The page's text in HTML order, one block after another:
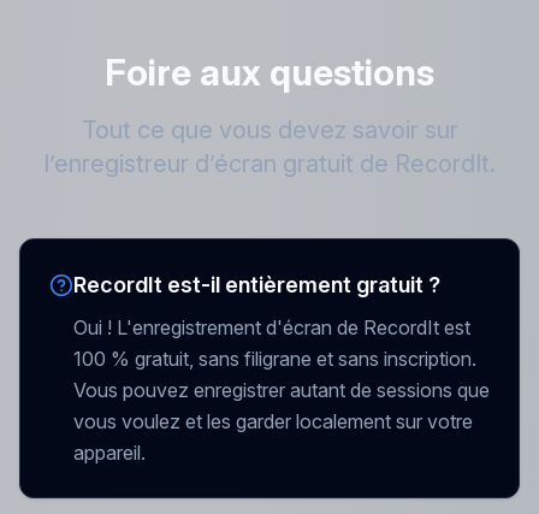
Foire aux questions
Tout ce que vous devez savoir sur
l’enregistreur d’écran gratuit de RecordIt.
RecordIt est-il entièrement gratuit ?
Oui ! L'enregistrement d'écran de RecordIt est
100 % gratuit, sans filigrane et sans inscription.
Vous pouvez enregistrer autant de sessions que
vous voulez et les garder localement sur votre
appareil.